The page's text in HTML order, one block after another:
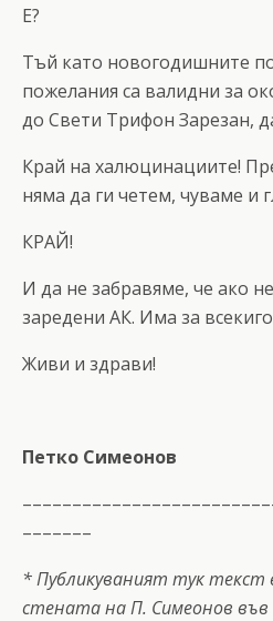
Е?
Тъй като новогодишните
пожелания са валидни за
до Свети Трифон Зарезан,
Край на халюцинациите!
няма да ги четем, чуваме и
КРАЙ!
И да не забравяме, че ако
заредени АК. Има за
Живи и здрави!
Петко Симеонов
–––––––
* Публикуваният тук текст
стената на П. Симеонов във